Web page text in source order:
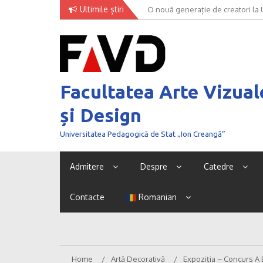
Ultimile știri O nouă generație de creatori la
Facultatea Arte
și Design
Universitatea Pedagogică de Stat „Ion Creangă”
Admitere Despre Catedre
Contacte Romanian
Home Artă Decorativă Expoziția – Concurs A